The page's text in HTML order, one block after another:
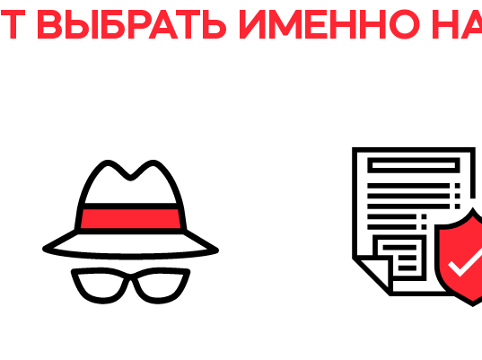
ВЫБРАТЬ ИМЕННО